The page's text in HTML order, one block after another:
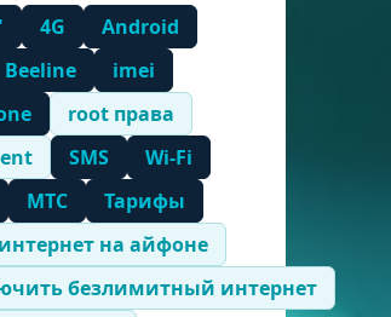
4G
Android
Beeline
imei
root права
SMS
Wi-Fi
МТС
Тарифы
интернет на айфоне
безлимитный интернет